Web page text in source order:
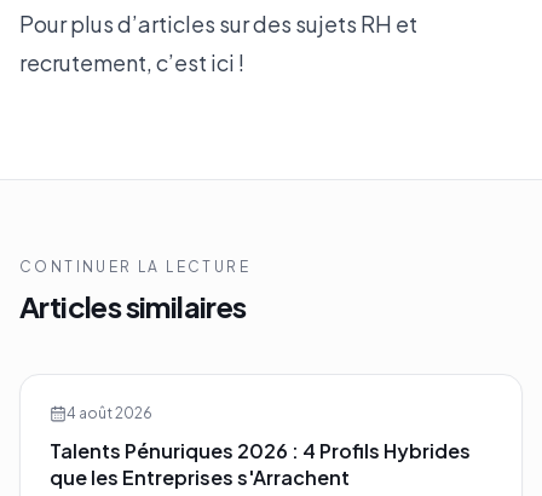
Pour plus d’articles sur des sujets RH et
recrutement, c’est ici !
CONTINUER LA LECTURE
Articles similaires
4 août 2026
Talents Pénuriques 2026 : 4 Profils Hybrides
que les Entreprises s'Arrachent